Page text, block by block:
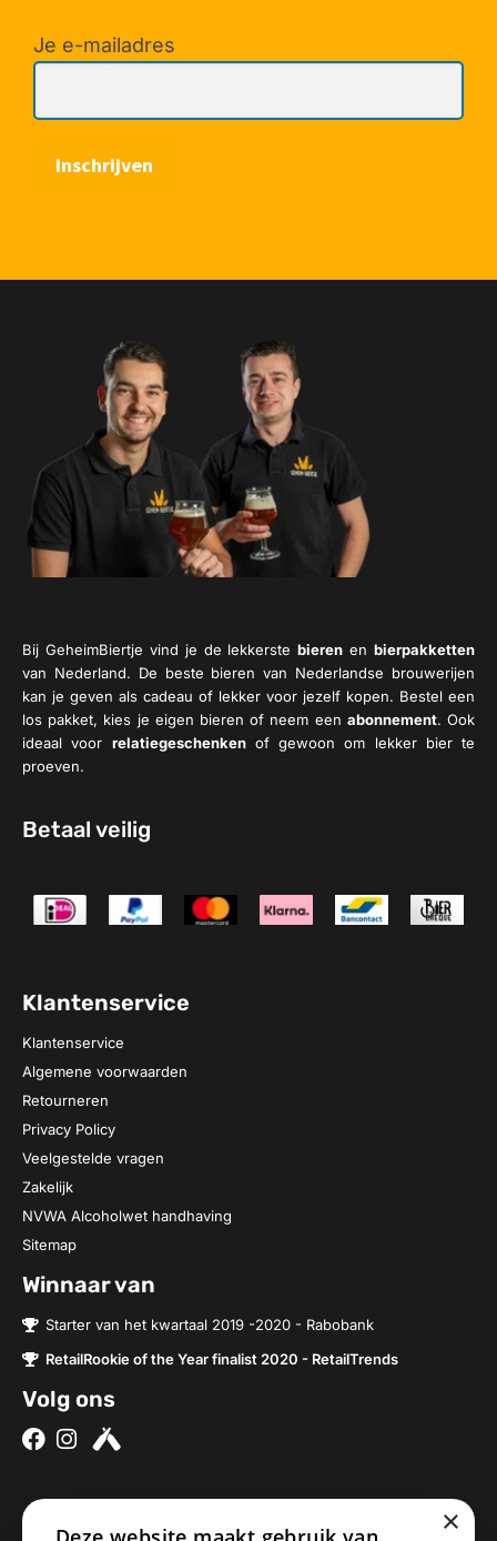
Je e-mailadres
Bij GeheimBiertje vind je de lekkerstebieren en bierpakketten
van Nederland. De beste bieren van Nederlandse brouwerijen
kan je geven als cadeau of lekker voor jezelf kopen. Bestel een
los pakket, kies je eigen bieren of neem een abonnement. Ook
ideaal voor relatiegeschenkenof gewoon om lekker bier te
proeven.
Betaal veilig
Klantenservice
Klantenservice
Algemene voorwaarden
Retourneren
Privacy Policy
Veelgestelde vragen
Zakelijk
NVWA Alcoholwet handhaving
Sitemap
Winnaar van
Starter van het kwartaal 2019 -2020 - Rabobank
RetailRookie of the Year finalist 2020 - RetailTrends
Volg ons
Over ons ×